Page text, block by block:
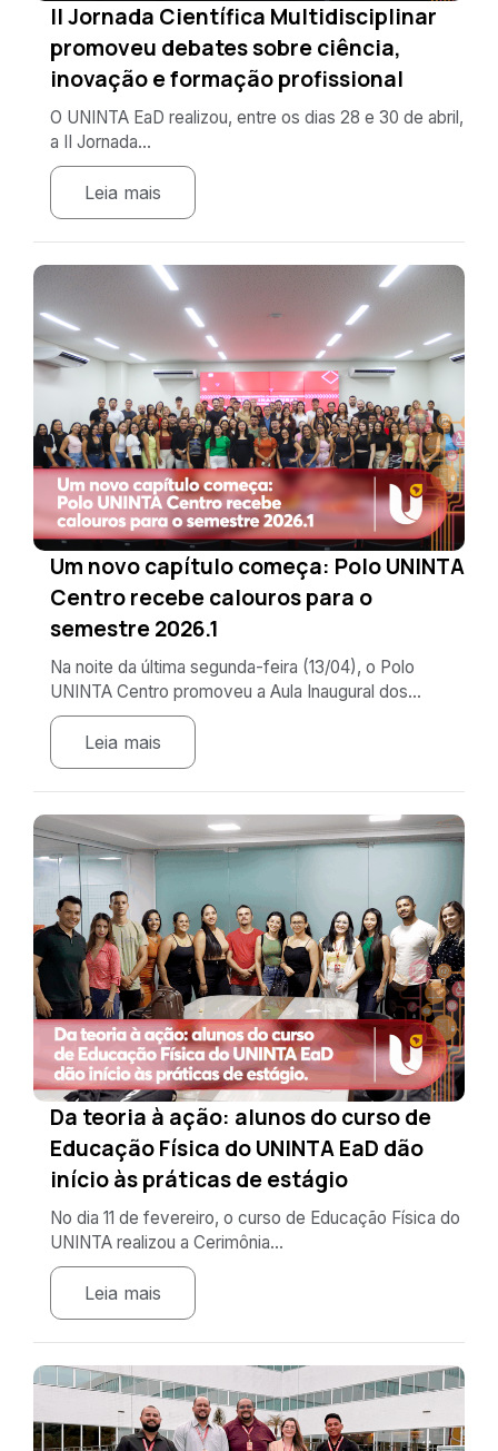
II Jornada Científica Multidisciplinar
promoveu debates sobre ciência,
inovação e formação profissional
O UNINTA EaD realizou, entre os dias 28 e 30 de abril,
a II Jornada...
Leia mais
Um novo capítulo começa: Polo UNINTA
Centro recebe calouros para o
semestre 2026.1
Na noite da última segunda-feira (13/04), o Polo
UNINTA Centro promoveu a Aula Inaugural dos...
Leia mais
Da teoria à ação: alunos do curso de
Educação Física do UNINTA EaD dão
início às práticas de estágio
No dia 11 de fevereiro, o curso de Educação Física do
UNINTA realizou a Cerimônia...
Leia mais